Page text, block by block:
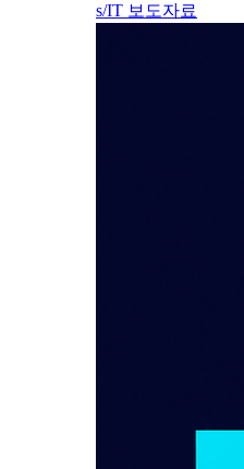
s/IT 보도자료